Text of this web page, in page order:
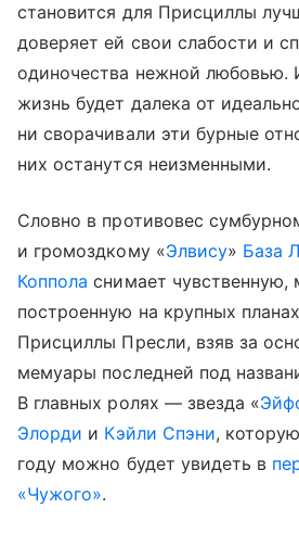
становится для Присциллы
доверяет ей свои слабости и
одиночества нежной любовью.
жизнь будет далека от
ни сворачивали эти бурные
них останутся неизменными.
Словно в противовес
и громоздкому «Элвису» База
Коппола снимает чувственную,
построенную на крупных
Присциллы Пресли, взяв за
мемуары последней под
В главных ролях — звезда «
Элорди и Кэйли Спэни,
году можно будет увидеть в
«Чужого».